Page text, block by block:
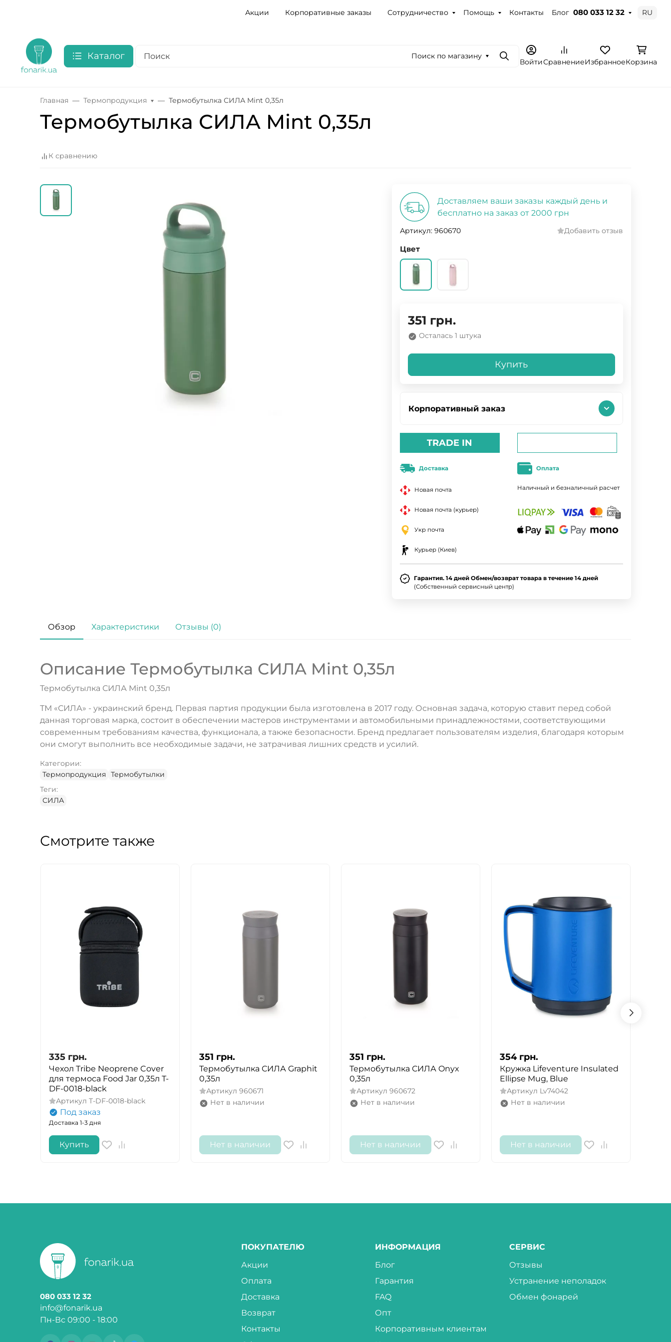
Акции Корпоративные заказы Сотрудничество Помощь Контакты Блог 080 033 12 32 RU
Каталог Поиск по магазину
ПоискВойтиСравнениеИзбранноеКорзина
Главная Термопродукция Термобутылка СИЛА Mint 0,35л
Термобутылка СИЛА Mint 0,35л
К сравнению
Доставляем ваши заказы каждый день и
бесплатно на заказ от 2000 грн
Артикул: 960670 Добавить отзыв
Цвет
351 грн.
Осталась 1 штука
Купить
Корпоративный заказ
TRADE IN
Доставка
Новая почта
Новая почта (курьер)
Укр почта
Курьер (Киев)
Оплата
Наличный и безналичный расчет
Гарантия. 14 дней Обмен/возврат товара в течение 14 дней
(Собственный сервисный центр)
Обзор Характеристики Отзывы (0)
Описание Термобутылка СИЛА Mint 0,35л
Термобутылка СИЛА Mint 0,35л
ТМ «СИЛА» - украинский бренд. Первая партия продукции была изготовлена в 2017 году. Основная задача, которую ставит перед собой
данная торговая марка, состоит в обеспечении мастеров инструментами и автомобильными принадлежностями, соответствующими
современным требованиям качества, функционала, а также безопасности. Бренд предлагает пользователям изделия, благодаря которым
они смогут выполнить все необходимые задачи, не затрачивая лишних средств и усилий.
Категории:
Термопродукция
Термобутылки
Теги:
СИЛА
Смотрите также
335 грн.
Чехол Tribe Neoprene Cover
для термоса Food Jar 0,35л T-
DF-0018-black
Артикул T-DF-0018-black
Под заказ
Доставка 1-3 дня
Купить
351 грн.
Термобутылка СИЛА Graphit
0,35л
Артикул 960671
Нет в наличии
Нет в наличии
351 грн.
Термобутылка СИЛА Onyx
0,35л
Артикул 960672
Нет в наличии
Нет в наличии
354 грн.
Кружка Lifeventure Insulated
Ellipse Mug, Blue
Артикул Lv74042
Нет в наличии
Нет в наличии
080 033 12 32
info@fonarik.ua
Пн-Вс 09:00 - 18:00
ПОКУПАТЕЛЮ
Акции
Оплата
Доставка
Возврат
Контакты
ИНФОРМАЦИЯ
Блог
Гарантия
FAQ
Опт
Корпоративным клиентам
СЕРВИС
Отзывы
Устранение неполадок
Обмен фонарей